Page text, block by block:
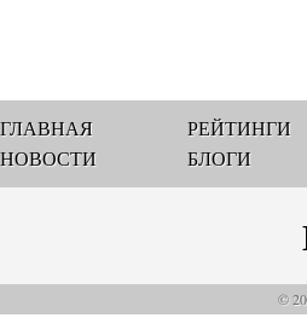
ГЛАВНАЯ
НОВОСТИ
РЕЙТИНГИ
БЛОГИ
©